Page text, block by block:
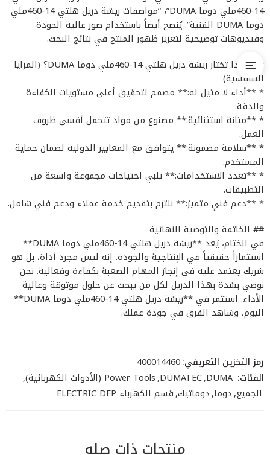
14-460ملي دوما DUMA”، “مواصفات ريشة دريل هلتي 14-460ملي
دوما DUMA الفنية”. يُنصح أيضاً باستخدام صور عالية الجودة
وفيديوهات توضيحية لتعزيز ظهور المنتج في نتائج البحث.
## لماذا تختار ريشة دريل هلتي 14-460ملي دوما DUMA؟ (المزايا
التنافسية)
* **أداء لا مثيل له:** مصمم لتحقيق أعلى مستويات الكفاءة
والدقة.
* **متانة استثنائية:** مصنوع من مواد تتحمل أقسى ظروف
العمل.
* **سلامة مضمونة:** يتوافق مع المعايير الدولية لضمان حماية
المستخدم.
* **تعدد الاستخدامات:** يلبي احتياجات مجموعة واسعة من
التطبيقات.
* **دعم فني متميز:** نلتزم بتقديم خدمة عملاء ودعم فني شامل.
## الخاتمة والتوصية النهائية
في الختام، يُعد **ريشة دريل هلتي 14-460ملي دوما DUMA**
استثماراً حقيقياً في الإنتاجية والجودة. إنه ليس مجرد أداة، بل هو
شريك يعتمد عليه في إنجاز المهام الصعبة بكفاءة وفعالية. نحن
نوصي بشدة بهذا الدريل لكل من يبحث عن حلول موثوقة وعالية
الأداء. استثمر في **ريشة دريل هلتي 14-460ملي دوما DUMA**
اليوم، وشاهد الفرق في جودة عملك.
رمز التخزين التعريفي:400014460
الفئات: DUMA
,
DUMATEC
,Power Tools (الأدوات الكهربائية)
,
الجميع,دوما,دوماتيك,قسم الكهرباء ELECTRIC DEP
منتجات ذات صله